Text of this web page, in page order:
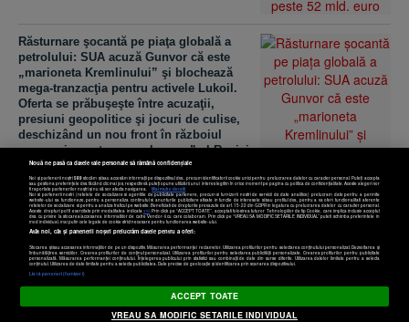
Răsturnare şocantă pe piaţa globală a
petrolului: SUA acuză Gunvor că este
„marioneta Kremlinului” şi blochează
mega-tranzacţia pentru activele Lukoil.
Oferta se prăbuşeşte între acuzaţii,
presiuni geopolitice şi jocuri de culise,
deschizând un nou front în războiul
economic pentru „aurul negru” al Rusiei
Setări cookies
Nouă ne pasă ca datele tale personale să rămână confidențiale
Noi și partenerii noștri589stocăm și/sau accesăm informații pe dispozitivul dvs., precum identificatorii cookie unici pentru prelucrarea datelor cu caracter personal. Puteți accepta
sau gestiona preferințele dvs. făcând clic mai jos, respectiv vă puteți opune utilizării unui interes legitim în orice moment pe pagina cu politica de confidențialitate. Aceste alegeri vor
fi raportate partenerilor noștri și nu vă vor afecta navigarea.
Mai multe detalii
Noi si partenerii nostri (retelele de socializare si agentiile de publicitate partenere, precum si furnizorii nostri de servicii de date analitice) prelucram date pentru a permite
website-ului sa functioneze, pentru a personaliza continutul si anunturile publicitare afisate in functie de interesele si/sau profilul dvs., pentru a va oferi functionalitati aferente
retelelor de socializare si pentru a analiza traficul pe website. Beneficiati de drepturile prevazute de art. 15-22 din GDPR in legatura cu prelucrarea datelor cu caracter personal.
Aceste drepturi pot fi exercitate prin modalitatea indicataaici. Prin click pe “ACCEPT TOATE”, acceptati folosirea tuturor Tehnologiilor de tip Cookie, care implica inclusiv acceptul
dvs. cu privire la stocarea/accesarea informatiilor de catre Vendor-ii cu care colaboram. Prin click pe “VREAU SA MODIFIC SETARILE INDIVIDUAL” puteti schimba preferintele in
mod individual, mai putin cele legate de cookie strict necesare pentru functionarea website-ului.
Atât noi, cât și partenerii noștri prelucrăm datele pentru a oferi:
Stocarea și/sau accesarea informațiilor de pe un dispozitiv. Măsurarea performanței reclamelor. Utilizarea profilurilor pentru selectarea conținutului personalizat. Dezvoltarea și
îmbunătățirea serviciilor. Crearea profilurilor de conținut personalizat. Utilizarea profilurilor pentru selectarea publicității personalizate. Crearea profilurilor pentru publicitate
personalizată. Măsurarea performanței conținutului. Înțelegerea publicului prin statistici sau combinații de date din surse diferite. Utilizarea datelor limitate pentru a selecta
conținutul. Utilizarea de date limitate pentru a selecta publicitatea. Date precise de geolocație și identificarea prin scanarea dispozitivului.
Listă parteneri (furnizori)
ACCEPT TOATE
VREAU SA MODIFIC SETARILE INDIVIDUAL